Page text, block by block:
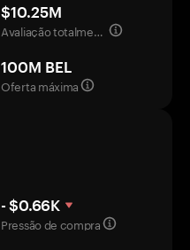
$10.25M
Avaliação totalmente diluída
100M BEL
Oferta máxima
- $0.66K
Pressão de compra